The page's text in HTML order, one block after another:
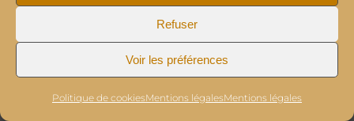
Refuser
Voir les préférences
Politique de cookiesMentions légalesMentions légales